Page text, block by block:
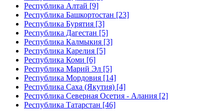
Республика Алтай [9]
Республика Башкортостан [23]
Республика Бурятия [3]
Республика Дагестан [5]
Республика Калмыкия [3]
Республика Карелия [5]
Республика Коми [6]
Республика Марий Эл [5]
Республика Мордовия [14]
Республика Саха (Якутия) [4]
Республика Северная Осетия - Алания [2]
Республика Татарстан [46]